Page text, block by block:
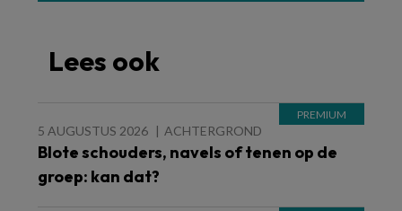
Lees ook
5 AUGUSTUS 2026 ACHTERGROND
Blote schouders, navels of tenen op de
groep: kan dat?